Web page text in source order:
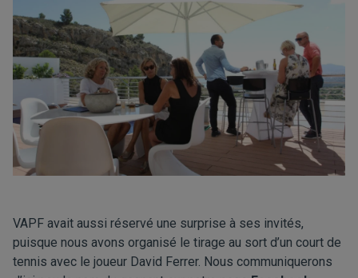
VAPF avait aussi réservé une surprise à ses invités,
puisque nous avons organisé le tirage au sort d’un court de
tennis avec le joueur David Ferrer. Nous communiquerons